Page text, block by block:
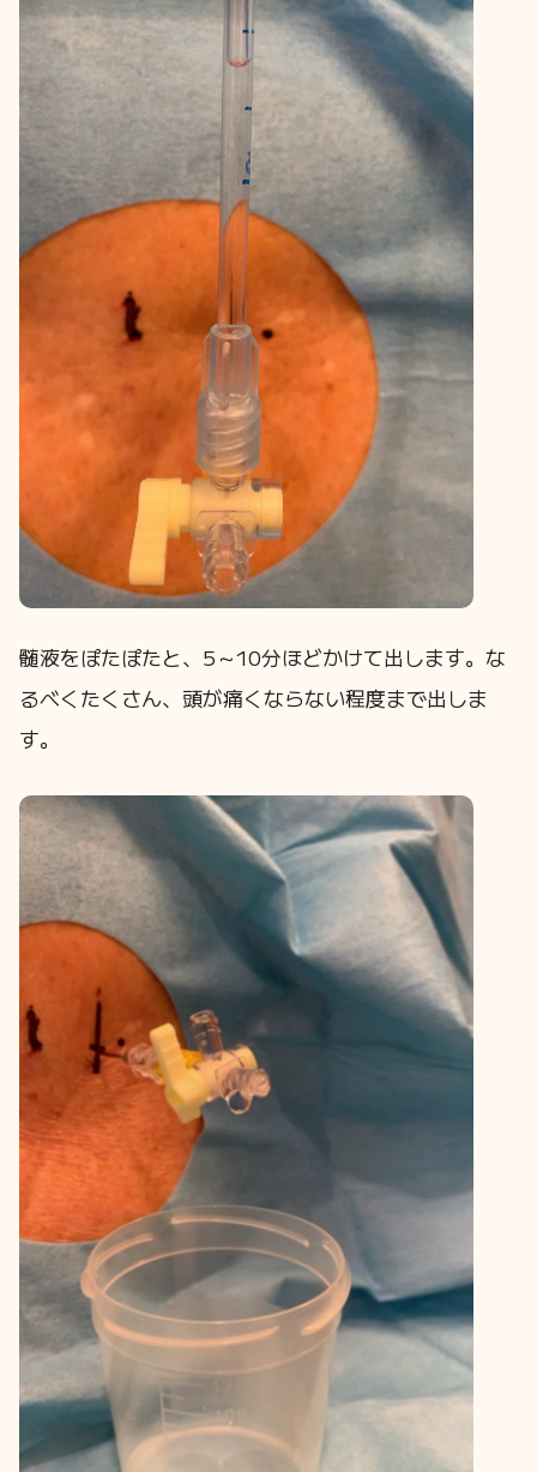
髄液をぽたぽたと、5～10分ほどかけて出します。な
るべくたくさん、頭が痛くならない程度まで出しま
す。